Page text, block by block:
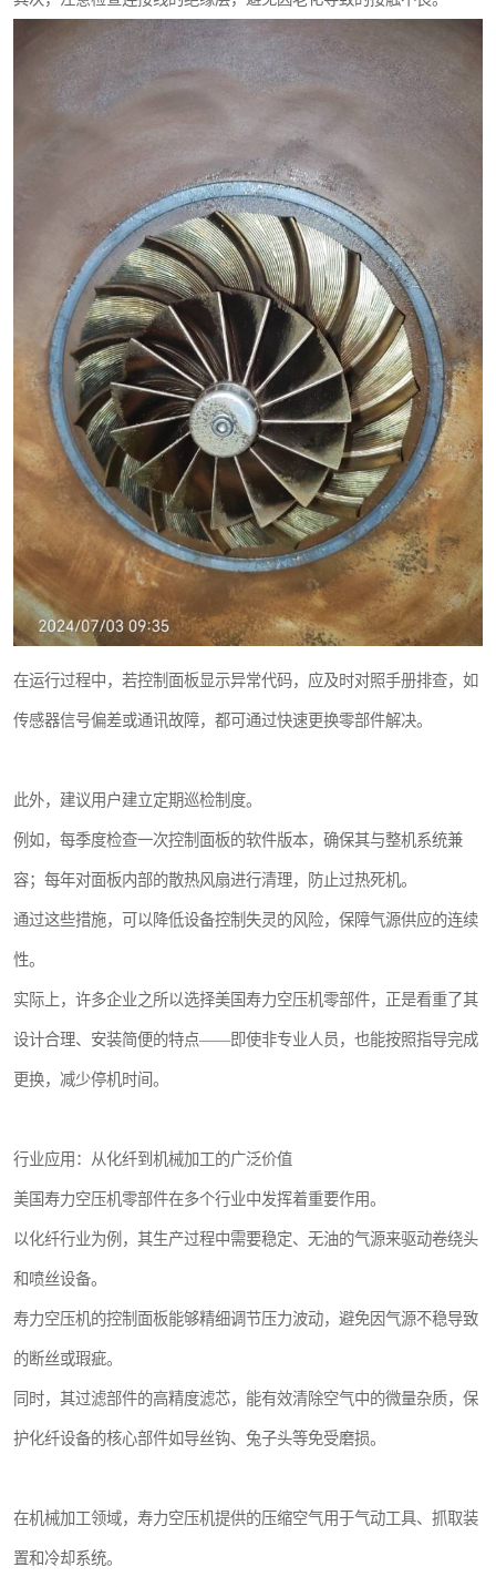
在运行过程中，若控制面板显示异常代码，应及时对照手册排查，如
传感器信号偏差或通讯故障，都可通过快速更换零部件解决。
此外，建议用户建立定期巡检制度。
例如，每季度检查一次控制面板的软件版本，确保其与整机系统兼
容；每年对面板内部的散热风扇进行清理，防止过热死机。
通过这些措施，可以降低设备控制失灵的风险，保障气源供应的连续
性。
实际上，许多企业之所以选择美国寿力空压机零部件，正是看重了其
设计合理、安装简便的特点——即使非专业人员，也能按照指导完成
更换，减少停机时间。
行业应用：从化纤到机械加工的广泛价值
美国寿力空压机零部件在多个行业中发挥着重要作用。
以化纤行业为例，其生产过程中需要稳定、无油的气源来驱动卷绕头
和喷丝设备。
寿力空压机的控制面板能够精细调节压力波动，避免因气源不稳导致
的断丝或瑕疵。
同时，其过滤部件的高精度滤芯，能有效清除空气中的微量杂质，保
护化纤设备的核心部件如导丝钩、兔子头等免受磨损。
在机械加工领域，寿力空压机提供的压缩空气用于气动工具、抓取装
置和冷却系统。